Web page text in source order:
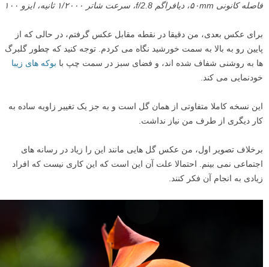
فاصله کانونی ۵۰mm، دیافراگم f/2.8، سرعت شاتر ۱/۲۰۰۰ ثانیه، ایزو ۱۰۰
برای عکس بعدی، من دقیقا در نقطه مقابل عکس گرفتم، در حالی که از
پایین رو به بالا به سمت خورشید نگاه می کردم. توجه کنید که چطور گلبرگ
ها به روشنی شفاف شده اند، و فضای سبز در سمت چپ با بوکه های زیبا
خودنمایی می کند.
این نسخه کاملا متفاوتی از همان گل است و به جز یک تغییر زاویه ساده به
کار دیگری از طرف من نیاز نداشت.
برخلاف تصویر اول، من عکس گل هایی مانند این را زیاد در رسانه های
اجتماعی نمی بینم. احتمالا علت آن این است که این کاری نیست که افراد
زیادی به انجام آن فکر کنند.